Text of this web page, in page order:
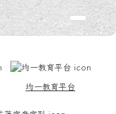
均一教育平台